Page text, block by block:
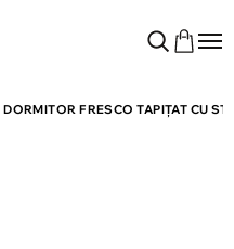
DORMITOR FRESCO TAPIȚAT CU